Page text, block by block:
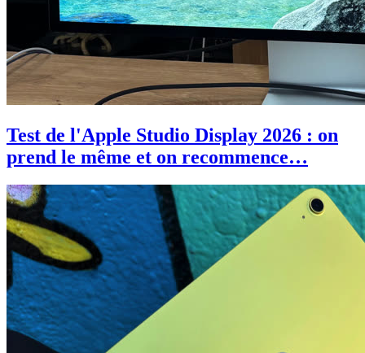
Test de l'Apple Studio Display 2026 : on
prend le même et on recommence…